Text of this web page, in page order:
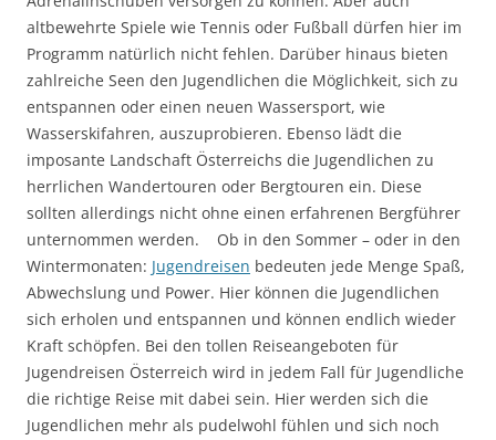
altbewehrte Spiele wie Tennis oder Fußball dürfen hier im
Programm natürlich nicht fehlen. Darüber hinaus bieten
zahlreiche Seen den Jugendlichen die Möglichkeit, sich zu
entspannen oder einen neuen Wassersport, wie
Wasserskifahren, auszuprobieren. Ebenso lädt die
imposante Landschaft Österreichs die Jugendlichen zu
herrlichen Wandertouren oder Bergtouren ein. Diese
sollten allerdings nicht ohne einen erfahrenen Bergführer
unternommen werden. Ob in den Sommer – oder in den
Wintermonaten: Jugendreisen bedeuten jede Menge Spaß,
Abwechslung und Power. Hier können die Jugendlichen
sich erholen und entspannen und können endlich wieder
Kraft schöpfen. Bei den tollen Reiseangeboten für
Jugendreisen Österreich wird in jedem Fall für Jugendliche
die richtige Reise mit dabei sein. Hier werden sich die
Jugendlichen mehr als pudelwohl fühlen und sich noch